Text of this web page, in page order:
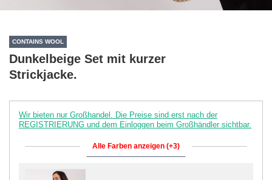
CONTAINS WOOL
Dunkelbeige Set mit kurzer
Strickjacke.
Wir bieten nur Großhandel. Die Preise sind erst nach der
REGISTRIERUNG und dem Einloggen beim Großhändler sichtbar.
Alle Farben anzeigen (+3)